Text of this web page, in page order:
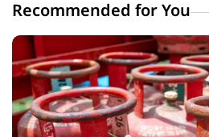
Recommended for You